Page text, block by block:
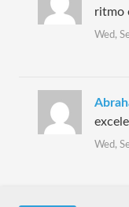
ritmo
Wed,
Wed,